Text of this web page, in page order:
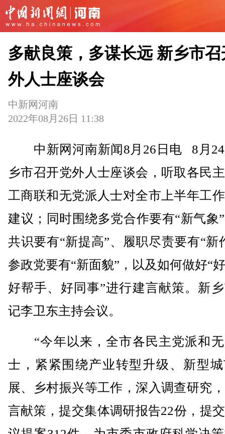
多献良策，多谋长远 新乡市
外人士座谈会
中新网河南
2022年08月26日 11:38
中新网河南新闻8月26日电 8月24
乡市召开党外人士座谈会，听取各民
工商联和无党派人士对全市上半年工
建议；同时围绕多党合作要有“新气象
共识要有“新提高”、履职尽责要有“新
参政党要有“新面貌”，以及如何做好“
好帮手、好同事”进行建言献策。新
记李卫东主持会议。
“今年以来，全市各民主党派和无
士，紧紧围绕产业转型升级、新型
展、乡村振兴等工作，深入调查研究
言献策，提交集体调研报告22份，提